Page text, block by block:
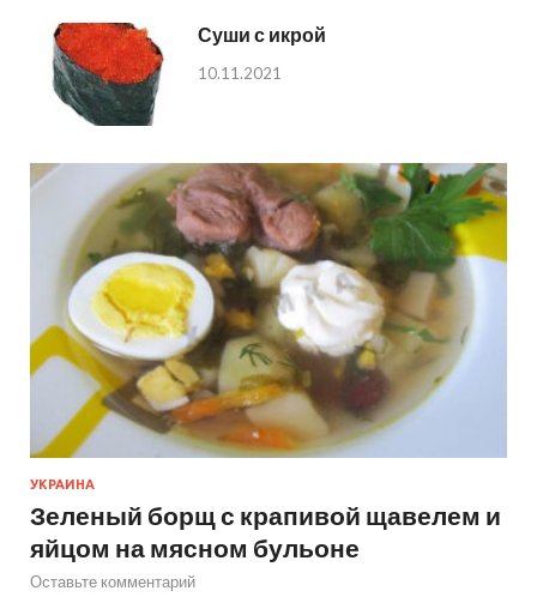
Суши с икрой
10.11.2021
УКРАИНА
Зеленый борщ с крапивой щавелем и
яйцом на мясном бульоне
Оставьте комментарий